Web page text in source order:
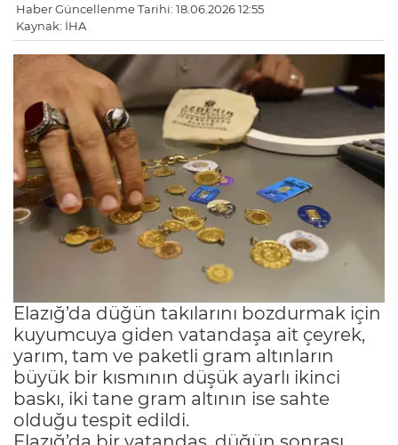
Haber Güncellenme Tarihi: 18.06.2026 12:55
Kaynak: İHA
Elazığ’da düğün takılarını bozdurmak için
kuyumcuya giden vatandaşa ait çeyrek,
yarım, tam ve paketli gram altınların
büyük bir kısmının düşük ayarlı ikinci
baskı, iki tane gram altının ise sahte
olduğu tespit edildi.